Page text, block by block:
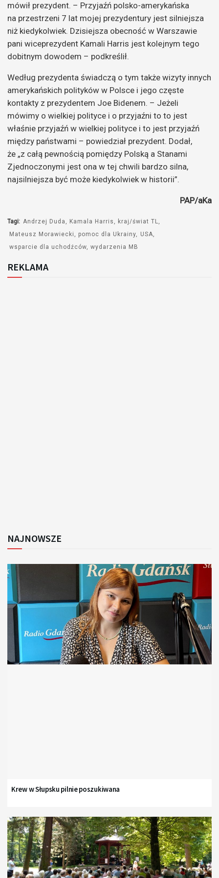
mówił prezydent. – Przyjaźń polsko-amerykańska
na przestrzeni 7 lat mojej prezydentury jest silniejsza
niż kiedykolwiek. Dzisiejsza obecność w Warszawie
pani wiceprezydent Kamali Harris jest kolejnym tego
dobitnym dowodem – podkreślił.
Według prezydenta świadczą o tym także wizyty innych
amerykańskich polityków w Polsce i jego częste
kontakty z prezydentem Joe Bidenem. – Jeżeli
mówimy o wielkiej polityce i o przyjaźni to to jest
właśnie przyjaźń w wielkiej polityce i to jest przyjaźń
między państwami – powiedział prezydent. Dodał,
że „z całą pewnością pomiędzy Polską a Stanami
Zjednoczonymi jest ona w tej chwili bardzo silna,
najsilniejsza być może kiedykolwiek w historii”.
PAP/aKa
Tagi: Andrzej Duda Kamala Harris
kraj/świat TL
Mateusz Morawiecki
pomoc dla Ukrainy
USA
wsparcie dla uchodźców wydarzenia MB
REKLAMA
NAJNOWSZE
Krew w Słupsku pilnie poszukiwana